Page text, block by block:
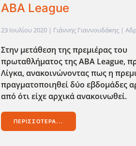
ABA League
23 Ιουλίου 2020 | Γιάννης Γιαννουδάκης |
Στην μετάθεση της πρεμιέρας του
πρωταθλήματος της ABA League,
Λίγκα, ανακοινώνοντας πως η
πραγματοποιηθεί δύο εβδομάδες
από ότι είχε αρχικά ανακοινωθεί.
ΠΕΡΙΣΣΌΤΕΡΑ...